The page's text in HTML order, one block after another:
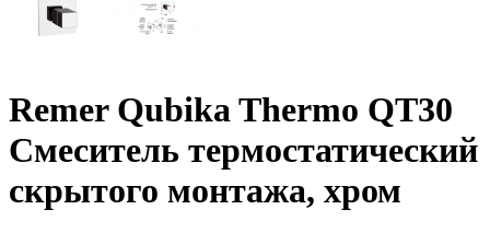
Remer Qubika Thermo QT30
Смеситель термостатический
скрытого монтажа, хром